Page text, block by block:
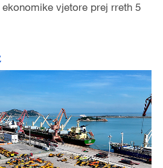
vjetore prej rreth 5